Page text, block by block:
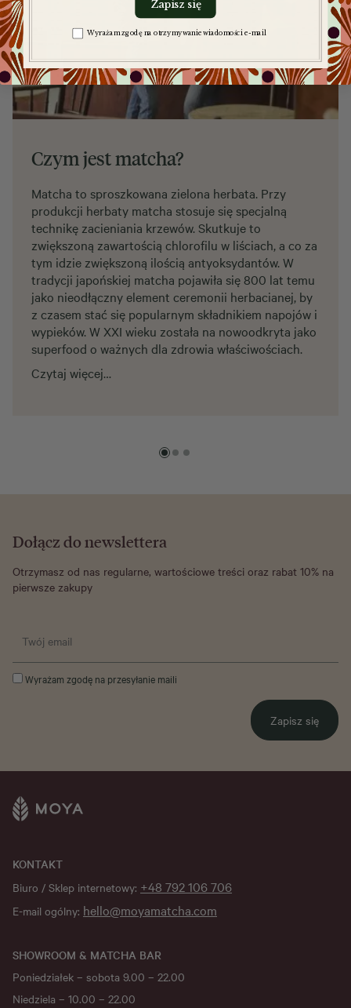
Czym jest matcha?
Matcha to sproszkowana zielona herbata. Przy
produkcji herbaty matcha stosuje się specjalną
technikę zacieniania krzewów. Skutkuje to
zwiększoną zawartością chlorofilu w liściach, a co za
tym idzie zwiększoną ilością antyoksydantów. W
tradycji japońskiej matcha pojawiła się 800 lat temu
jako nieodłączny element ceremonii herbacianej, by
z czasem stać się popularnym składnikiem napojów i
wypieków. W XXI wieku została na nowoodkryta jako
superfood o ważnych dla zdrowia właściwościach.
Czytaj więcej…
Dołącz do newslettera
Otrzymasz od nas regularne, wartościowe treści oraz rabat 10% na
pierwsze zakupy
Wyrażam zgodę na przesyłanie maili
Zapisz się
KONTAKT
Biuro / Sklep internetowy: +48 792 106 706
E-mail ogólny: hello@moyamatcha.com
SHOWROOM & MATCHA BAR
Poniedziałek – sobota 9.00 – 22.00
Niedziela – 10.00 – 22.00
Zapisz się
Zgoda na komunikację
Wyrażam zgodę na otrzymywanie wiadomości e-mail